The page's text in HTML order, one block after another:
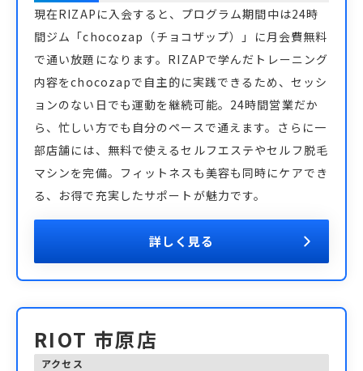
現在RIZAPに入会すると、プログラム期間中は24時
間ジム「chocozap（チョコザップ）」に月会費無料
で通い放題になります。RIZAPで学んだトレーニング
内容をchocozapで自主的に実践できるため、セッシ
ョンのない日でも運動を継続可能。24時間営業だか
ら、忙しい方でも自分のペースで通えます。さらに一
部店舗には、無料で使えるセルフエステやセルフ脱毛
マシンを完備。フィットネスも美容も同時にケアでき
る、お得で充実したサポートが魅力です。
詳しく見る
RIOT 市原店
アクセス